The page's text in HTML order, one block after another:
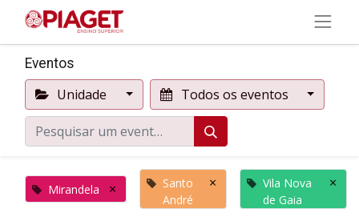
Eventos
Unidade Todos os eventos
Mirandela ×
Santo
André
×
Vila Nova
de Gaia
×